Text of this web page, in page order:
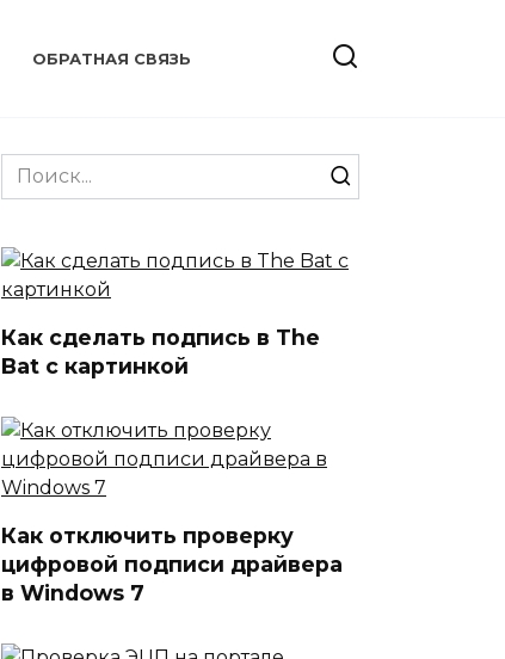
ОБРАТНАЯ СВЯЗЬ
Search
for:
Как сделать подпись в The
Bat с картинкой
Как отключить проверку
цифровой подписи драйвера
в Windows 7